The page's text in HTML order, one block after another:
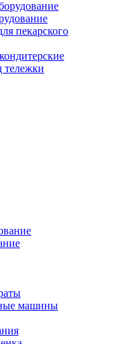
пекарского
тележки
машины